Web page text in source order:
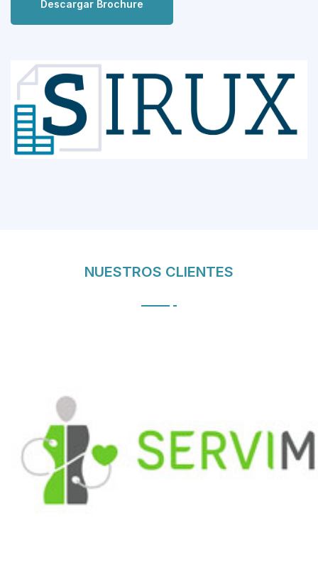
Descargar Brochure
NUESTROS CLIENTES